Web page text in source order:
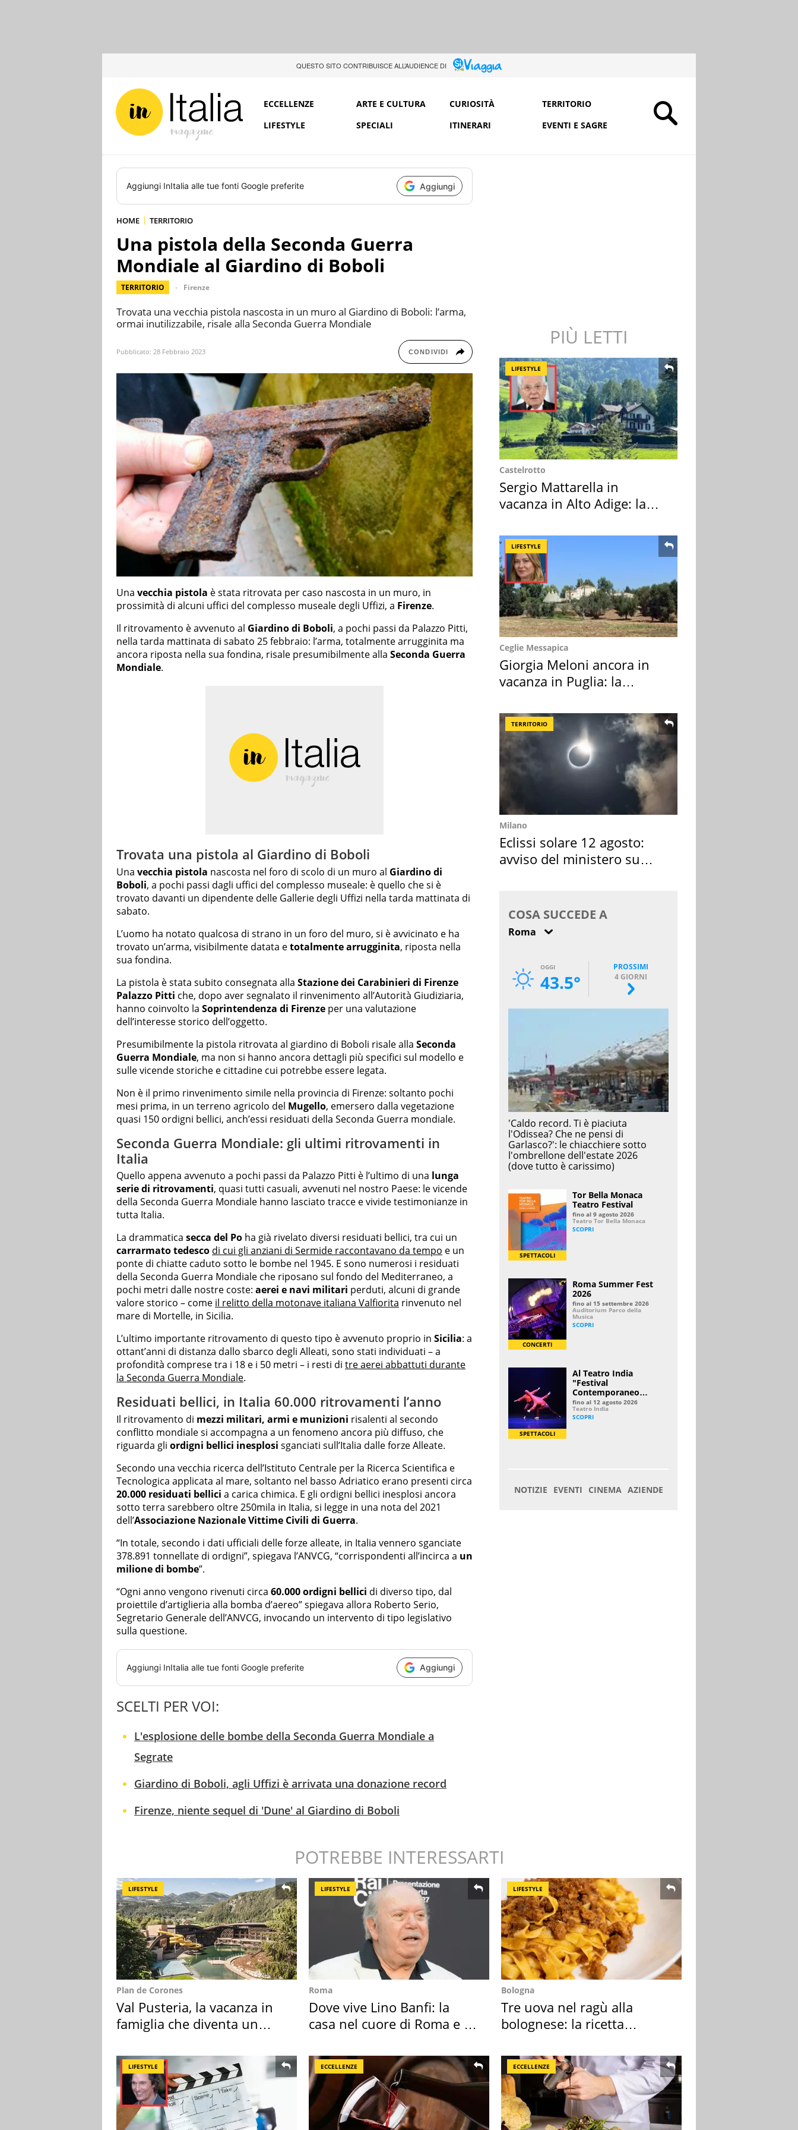
QUESTO SITO CONTRIBUISCE ALL’AUDIENCE DI
ECCELLENZE ARTE E CULTURA CURIOSITÀ
TERRITORIO
LIFESTYLE
SPECIALI ITINERARI EVENTI E SAGRE
Aggiungi InItalia alle tue fonti Google preferite Aggiungi
HOME TERRITORIO
Una pistola della Seconda Guerra
Mondiale al Giardino di Boboli
TERRITORIO Firenze
Trovata una vecchia pistola nascosta in un muro al Giardino di Boboli: l’arma,
ormai inutilizzabile, risale alla Seconda Guerra Mondiale
Pubblicato: 28 Febbraio 2023 CONDIVIDI
Una vecchia pistola è stata ritrovata per caso nascosta in un muro, in
prossimità di alcuni uffici del complesso museale degli Uffizi, a Firenze.
Il ritrovamento è avvenuto al Giardino di Boboli, a pochi passi da Palazzo Pitti,
nella tarda mattinata di sabato 25 febbraio: l’arma, totalmente arrugginita ma
ancora riposta nella sua fondina, risale presumibilmente alla Seconda Guerra
Mondiale.
Trovata una pistola al Giardino di Boboli
Una vecchia pistola nascosta nel foro di scolo di un muro al Giardino di
Boboli, a pochi passi dagli uffici del complesso museale: è quello che si è
trovato davanti un dipendente delle Gallerie degli Uffizi nella tarda mattinata di
sabato.
L’uomo ha notato qualcosa di strano in un foro del muro, si è avvicinato e ha
trovato un’arma, visibilmente datata etotalmente arrugginita, riposta nella
sua fondina.
La pistola è stata subito consegnata alla Stazione dei Carabinieri di Firenze
Palazzo Pitti che, dopo aver segnalato il rinvenimento all’Autorità Giudiziaria,
hanno coinvolto la Soprintendenza di Firenze per una valutazione
dell’interesse storico dell’oggetto.
Presumibilmente la pistola ritrovata al giardino di Boboli risale alla Seconda
Guerra Mondiale, ma non si hanno ancora dettagli più specifici sul modello e
sulle vicende storiche e cittadine cui potrebbe essere legata.
Non è il primo rinvenimento simile nella provincia di Firenze: soltanto pochi
mesi prima, in un terreno agricolo del Mugello, emersero dalla vegetazione
quasi 150 ordigni bellici, anch’essi residuati della Seconda Guerra mondiale.
Seconda Guerra Mondiale: gli ultimi ritrovamenti in
Italia
Quello appena avvenuto a pochi passi da Palazzo Pitti è l’ultimo di una lunga
serie di ritrovamenti, quasi tutti casuali, avvenuti nel nostro Paese: le vicende
della Seconda Guerra Mondiale hanno lasciato tracce e vivide testimonianze in
tutta Italia.
La drammatica secca del Po ha già rivelato diversi residuati bellici, tra cui un
carrarmato tedesco di cui gli anziani di Sermide raccontavano da tempo e un
ponte di chiatte caduto sotto le bombe nel 1945. E sono numerosi i residuati
della Seconda Guerra Mondiale che riposano sul fondo del Mediterraneo, a
pochi metri dalle nostre coste: aerei e navi militari perduti, alcuni di grande
valore storico – come il relitto della motonave italiana Valfiorita rinvenuto nel
mare di Mortelle, in Sicilia.
L’ultimo importante ritrovamento di questo tipo è avvenuto proprio in Sicilia: a
ottant’anni di distanza dallo sbarco degli Alleati, sono stati individuati – a
profondità comprese tra i 18 e i 50 metri – i resti di tre aerei abbattuti durante
la Seconda Guerra Mondiale.
Residuati bellici, in Italia 60.000 ritrovamenti l’anno
Il ritrovamento di mezzi militari, armi e munizioni risalenti al secondo
conflitto mondiale si accompagna a un fenomeno ancora più diffuso, che
riguarda gli ordigni bellici inesplosi sganciati sull’Italia dalle forze Alleate.
Secondo una vecchia ricerca dell’Istituto Centrale per la Ricerca Scientifica e
Tecnologica applicata al mare, soltanto nel basso Adriatico erano presenti circa
20.000 residuati bellici a carica chimica. E gli ordigni bellici inesplosi ancora
sotto terra sarebbero oltre 250mila in Italia, si legge in una nota del 2021
dell’Associazione Nazionale Vittime Civili di Guerra.
“In totale, secondo i dati ufficiali delle forze alleate, in Italia vennero sganciate
378.891 tonnellate di ordigni”, spiegava l’ANVCG, “corrispondenti all’incirca a un
milione di bombe”.
“Ogni anno vengono rivenuti circa 60.000 ordigni bellici di diverso tipo, dal
proiettile d’artiglieria alla bomba d’aereo” spiegava allora Roberto Serio,
Segretario Generale dell’ANVCG, invocando un intervento di tipo legislativo
sulla questione.
Aggiungi InItalia alle tue fonti Google preferite Aggiungi
SCELTI PER VOI:
L'esplosione delle bombe della Seconda Guerra Mondiale a
Segrate
Giardino di Boboli, agli Uffizi è arrivata una donazione record
Firenze, niente sequel di 'Dune' al Giardino di Boboli
PIÙ LETTI
LIFESTYLE
Castelrotto
Sergio Mattarella in
vacanza in Alto Adige: la
LIFESTYLE
Ceglie Messapica
Giorgia Meloni ancora in
vacanza in Puglia: la
TERRITORIO
Milano
Eclissi solare 12 agosto:
avviso del ministero su
POTREBBE INTERESSARTI
LIFESTYLE
Plan de Corones
Val Pusteria, la vacanza in
famiglia che diventa un
LIFESTYLE
Roma
Dove vive Lino Banfi: la
casa nel cuore di Roma e i
LIFESTYLE
Bologna
Tre uova nel ragù alla
bolognese: la ricetta
LIFESTYLE ECCELLENZE ECCELLENZE